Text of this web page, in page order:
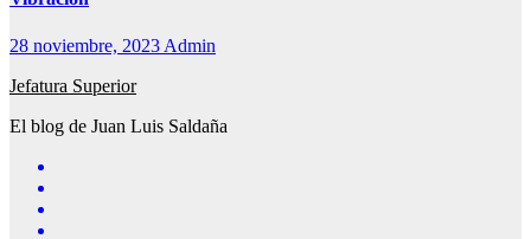
28 noviembre, 2023 Admin
Jefatura Superior
El blog de Juan Luis Saldaña